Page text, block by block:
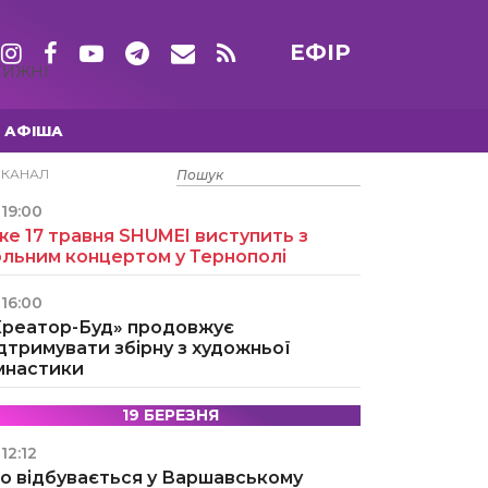
ЕФІР
АФІША
15 ТРАВНЯ
19:00
17 травня SHUMEI виступить з
концертом у Тернополі
16:00
Буд» продовжує
збірну з художньої
19 БЕРЕЗНЯ
12:12
відбувається у Варшавському